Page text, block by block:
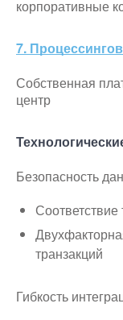
корпоративные
7.
Собственная
центр
Безопасность
транзакций
Гибкость